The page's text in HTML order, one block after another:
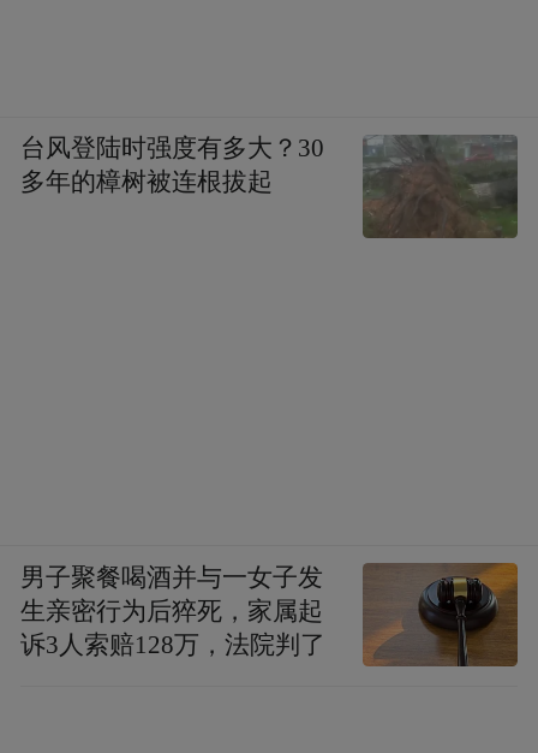
台风登陆时强度有多大？30
多年的樟树被连根拔起
男子聚餐喝酒并与一女子发
生亲密行为后猝死，家属起
诉3人索赔128万，法院判了